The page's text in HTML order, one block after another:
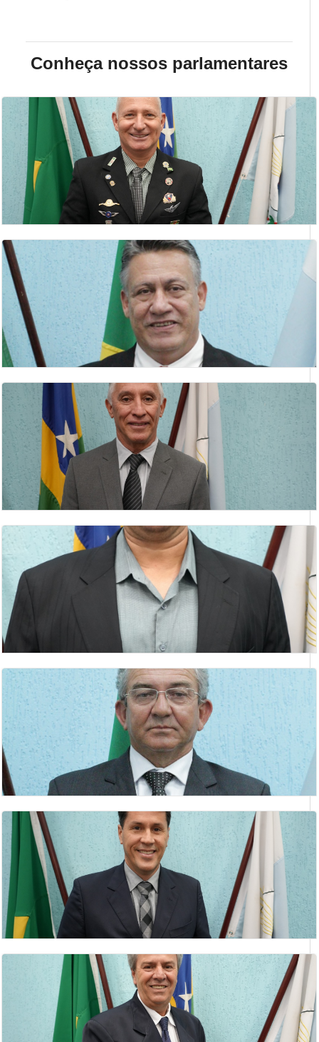
Conheça nossos parlamentares
ANÍSIO PEREIRA
2 Secretario
CLÁUDIO SILVA LIMA
vereador
CLEUBER JOSÉ VAZ
vereador
DANIEL NUNES FREIRE
1º Secretário
DEUSMAR BARBOSA DA ROCHA
Vereador(a)
GILBERTO BARBOSA DE ANDRADE
vereador